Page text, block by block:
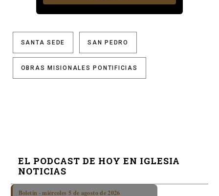
SANTA SEDE SAN PEDRO
OBRAS MISIONALES PONTIFICIAS
EL PODCAST DE HOY EN IGLESIA
NOTICIAS
Boletín · miércoles 5 de agosto de 2026